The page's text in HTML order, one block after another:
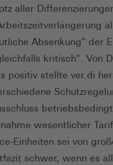
aller
Absenkung" der
kritisch". Von
positiv stellte ver.di
wesentlicher
Einheiten sei von
schwer, wenn es